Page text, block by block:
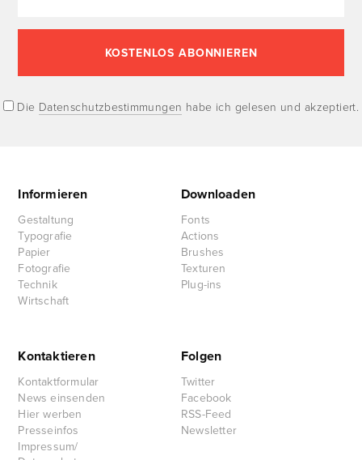
Die Datenschutzbestimmungen habe ich gelesen und akzeptiert.
Informieren
Gestaltung
Typografie
Papier
Fotografie
Technik
Wirtschaft
Downloaden
Fonts
Actions
Brushes
Texturen
Plug-ins
Kontaktieren
Kontaktformular
News einsenden
Hier werben
Presseinfos
Impressum/
Folgen
Twitter
Facebook
RSS-Feed
Newsletter